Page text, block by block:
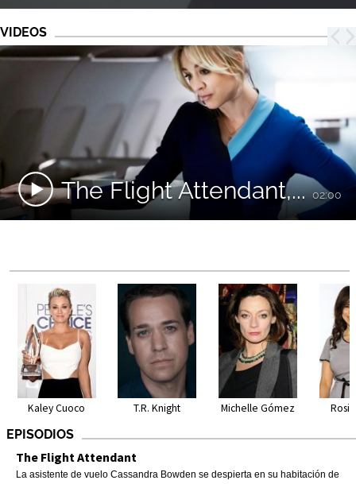
VIDEOS
The Flight Attendant,...02:00
Kaley Cuoco T.R. Knight Michelle Gómez
EPISODIOS
The Flight Attendant
La asistente de vuelo Cassandra Bowden se despierta en su habitación de